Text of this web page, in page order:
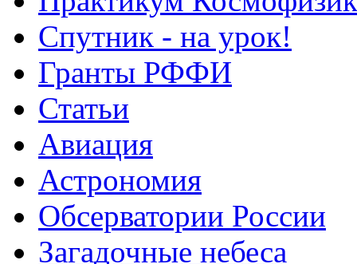
Спутник - на урок!
Гранты РФФИ
Статьи
Авиация
Астрономия
Обсерватории России
Загадочные небеса